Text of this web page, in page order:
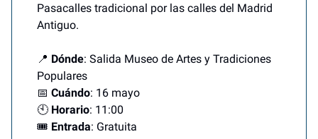
Pasacalles tradicional por las calles del Madrid
Antiguo.
📍 Dónde: Salida Museo de Artes y Tradiciones
Populares
📅 Cuándo: 16 mayo
🕙 Horario: 11:00
🎟️ Entrada: Gratuita